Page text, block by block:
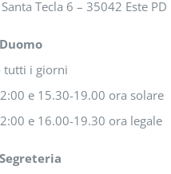
Tecla 6 – 35042 Este PD
tutti i giorni
e 15.30-19.00 ora solare
e 16.00-19.30 ora legale